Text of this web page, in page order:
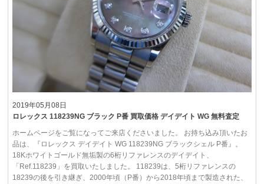
2019年05月08日
ロレックス 118239NG ブラック P番 買取価格 デイデイト WG 無料査定
ホームページをご覧になってご来店くださいました。 お持ち込み頂いたお
品は、『ロレックス デイデイト WG 118239NG ブラックシェル P番』。
18Kホワイトゴールド無垢製の6桁リファレンスのデイデイト、
「Ref.118239」を買取いたしました。 118239は、5桁リファレンスの
18239の後を引き継ぎ、2000年頃（P番）から2018年頃まで製造された、